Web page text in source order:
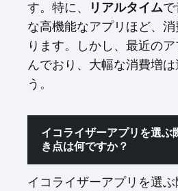
す。特に、
リアルタイム
な高機能なアプリほど、
ります。しかし、最近の
んでおり、大幅な消費増
う。
イコライザーアプリを選ぶ
き点は何ですか？
イコライザーアプリを選